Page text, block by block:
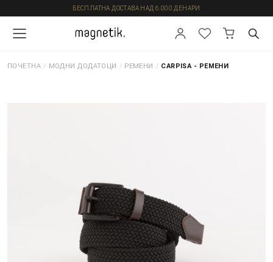
БЕСПЛАТНА ДОСТАВА НАД 6.000 ДЕНАРИ
ПОЧЕТНА / МОДНИ ДОДАТОЦИ / РЕМЕНИ / CARPISA - РЕМЕНИ